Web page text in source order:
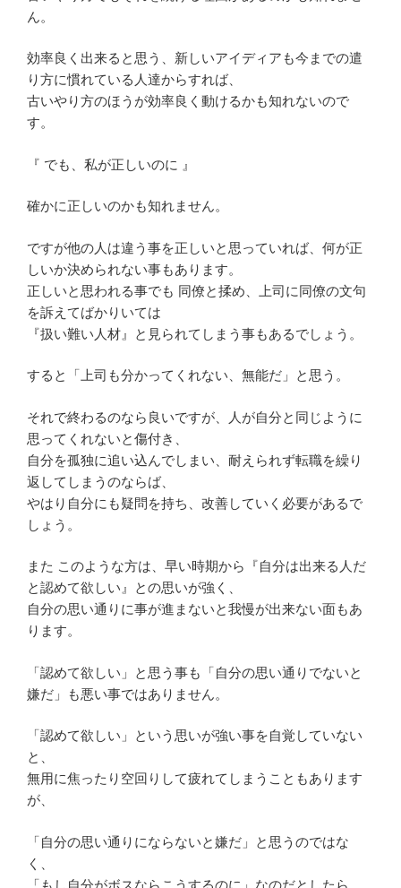
ん。
効率良く出来ると思う、新しいアイディアも今までの遣
り方に慣れている人達からすれば、
古いやり方のほうが効率良く動けるかも知れないので
す。
『 でも、私が正しいのに 』
確かに正しいのかも知れません。
ですが他の人は違う事を正しいと思っていれば、何が正
しいか決められない事もあります。
正しいと思われる事でも 同僚と揉め、上司に同僚の文句
を訴えてばかりいては
『扱い難い人材』と見られてしまう事もあるでしょう。
すると「上司も分かってくれない、無能だ」と思う。
それで終わるのなら良いですが、人が自分と同じように
思ってくれないと傷付き、
自分を孤独に追い込んでしまい、耐えられず転職を繰り
返してしまうのならば、
やはり自分にも疑問を持ち、改善していく必要があるで
しょう。
また このような方は、早い時期から『自分は出来る人だ
と認めて欲しい』との思いが強く、
自分の思い通りに事が進まないと我慢が出来ない面もあ
ります。
「認めて欲しい」と思う事も「自分の思い通りでないと
嫌だ」も悪い事ではありません。
「認めて欲しい」という思いが強い事を自覚していない
と、
無用に焦ったり空回りして疲れてしまうこともあります
が、
「自分の思い通りにならないと嫌だ」と思うのではな
く、
「もし自分がボスならこうするのに」なのだとしたら、